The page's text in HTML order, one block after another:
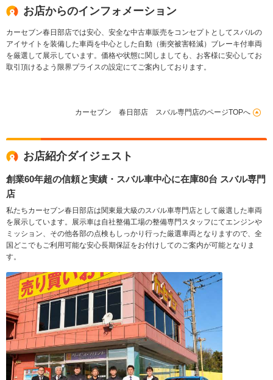
お店からのインフォメーション
カーセブン春日部店では安心、安全な中古車販売をコンセプトとしてスバルの
アイサイトを装備した車両を中心とした自動（衝突被害軽減）ブレーキ付車両
を厳選して展示しています。価格や状態に関しましても、お客様に安心してお
取引頂けるよう限界プライスの設定にてご案内しております。
カーセブン 春日部店 スバル専門店のページTOPへ
お店紹介ダイジェスト
創業60年超の信頼と実績・スバル車中心に在庫80台 スバル専門
店
私たちカーセブン春日部店は関東最大級のスバル車専門店として厳選した車両
を展示しています。展示車は自社整備工場の整備専門スタッフにてエンジンや
ミッション、その他各部の点検もしっかり行った厳選車両となりますので、全
国どこでもご利用可能な安心長期保証をお付けしてのご案内が可能となりま
す。